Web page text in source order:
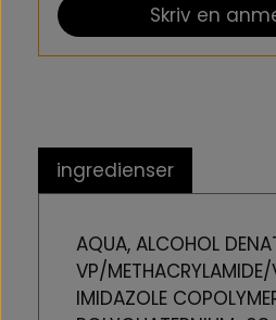
Skriv en
ingredienser
AQUA, ALCOHOL
VP/METHACRYLAMIDE/
IMIDAZOLE